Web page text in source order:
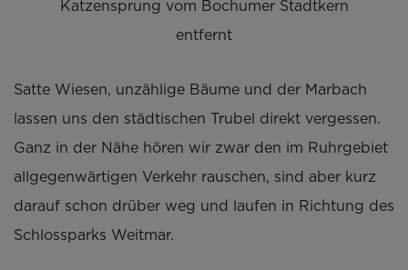
Katzensprung vom Bochumer Stadtkern
entfernt
Satte Wiesen, unzählige Bäume und der Marbach
lassen uns den städtischen Trubel direkt vergessen.
Ganz in der Nähe hören wir zwar den im Ruhrgebiet
allgegenwärtigen Verkehr rauschen, sind aber kurz
darauf schon drüber weg und laufen in Richtung des
Schlossparks Weitmar.